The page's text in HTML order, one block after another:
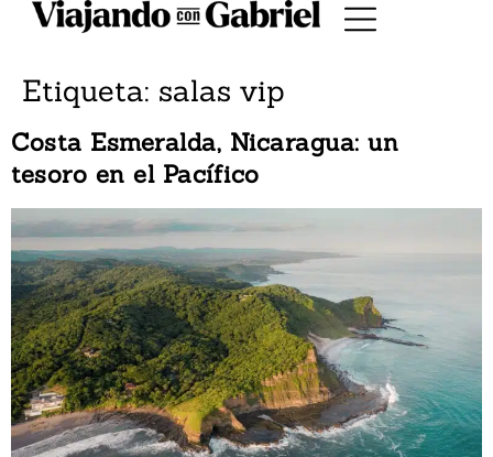
Etiqueta: salas vip
Costa Esmeralda, Nicaragua: un
tesoro en el Pacífico